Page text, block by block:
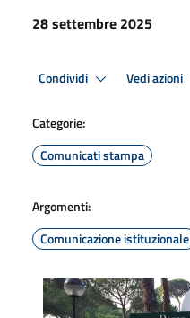
28 settembre 2025
Condividi Vedi azioni
Categorie:
Comunicati stampa
Argomenti:
Comunicazione istituzionale